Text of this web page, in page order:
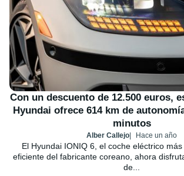
Con un descuento de 12.500 euros,
Hyundai ofrece 614 km de
minutos
Alber Callejo Hace un año
El Hyundai IONIQ 6, el coche eléctrico
eficiente del fabricante coreano, ahora
de...